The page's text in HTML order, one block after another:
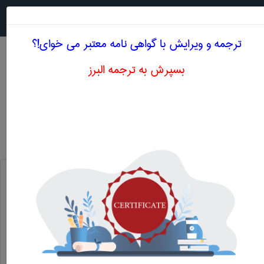
labial embrasure
ترجمه و ویرایش با گواهی نامه معتبر می خوای!؟
بسپرش به ترجمه البرز